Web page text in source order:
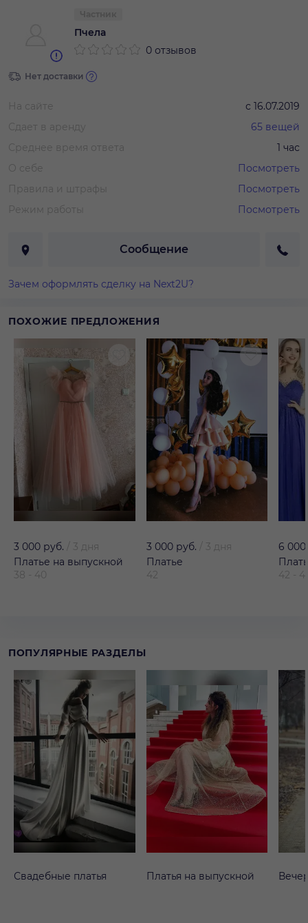
Пчела
0 отзывов
Нет доставки
На сайте с 16.07.2019
Сдает в аренду
65 вещей
Среднее время ответа
1 час
О себе
Посмотреть
Правила и штрафы
Посмотреть
Режим работы
Посмотреть
Сообщение
Зачем оформлять сделку на Next2U?
ПОХОЖИЕ ПРЕДЛОЖЕНИЯ
3 000 руб.
3 дня
Платье на выпускной
38 - 40
3 000 руб.
3 дня
Платье
42
6
42 -
ПОПУЛЯРНЫЕ РАЗДЕЛЫ
Свадебные платья Платья на выпускной